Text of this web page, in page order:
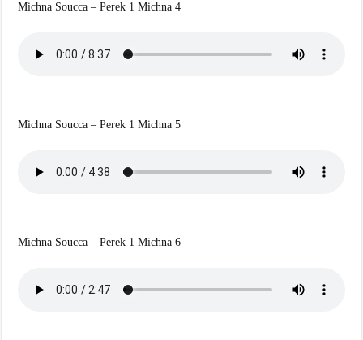
Michna Soucca – Perek 1 Michna 4
Michna Soucca – Perek 1 Michna 5
Michna Soucca – Perek 1 Michna 6